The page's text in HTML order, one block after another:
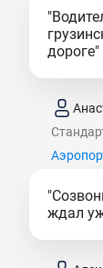
дороге"
ждал